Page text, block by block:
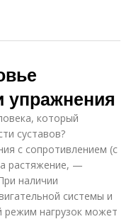
упражнения
который
суставов?
с сопротивлением (с
растяжение, —
наличии
системы и
режим нагрузок может